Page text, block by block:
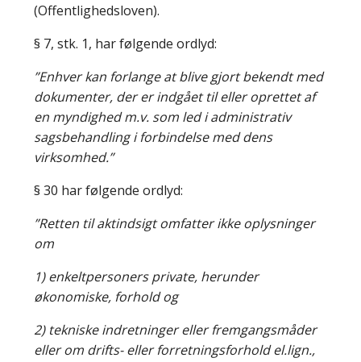
(Offentlighedsloven).
§ 7, stk. 1, har følgende ordlyd:
”Enhver kan forlange at blive gjort bekendt med
dokumenter, der er indgået til eller oprettet af
en myndighed m.v. som led i administrativ
sagsbehandling i forbindelse med dens
virksomhed.”
§ 30 har følgende ordlyd:
”Retten til aktindsigt omfatter ikke oplysninger
om
1) enkeltpersoners private, herunder
økonomiske, forhold og
2) tekniske indretninger eller fremgangsmåder
eller om drifts- eller forretningsforhold el.lign.,